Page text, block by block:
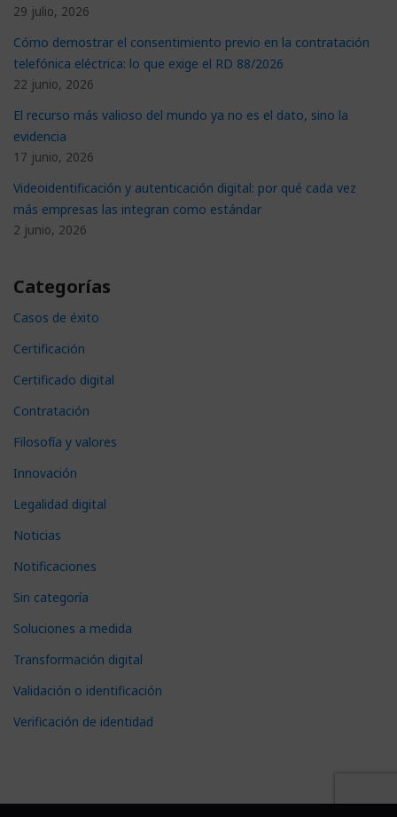
29 julio, 2026
Cómo demostrar el consentimiento previo en la contratación
telefónica eléctrica: lo que exige el RD 88/2026
22 junio, 2026
El recurso más valioso del mundo ya no es el dato, sino la
evidencia
17 junio, 2026
Videoidentificación y autenticación digital: por qué cada vez
más empresas las integran como estándar
2 junio, 2026
Categorías
Casos de éxito
Certificación
Certificado digital
Contratación
Filosofía y valores
Innovación
Legalidad digital
Noticias
Notificaciones
Sin categoría
Soluciones a medida
Transformación digital
Validación o identificación
Verificación de identidad